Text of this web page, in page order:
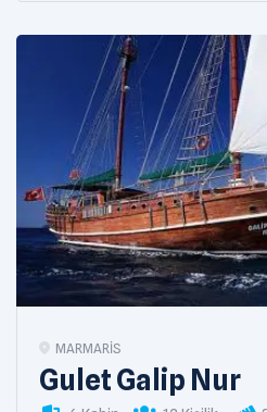
MARMARIS
Gulet Galip Nur